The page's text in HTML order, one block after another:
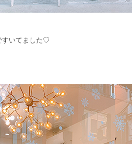
すいてました♡